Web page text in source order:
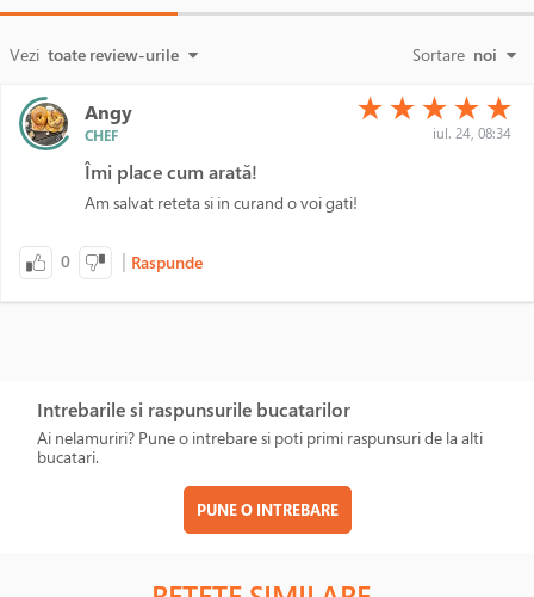
Vezi toate review-urile Sortare noi
Angy
CHEF
(*)
★ (*)
★ (*)
★ (*)
★ (*)
★
iul. 24, 08:34
Îmi place cum arată!
Am salvat reteta si in curand o voi gati!
0 | Raspunde
Intrebarile si raspunsurile bucatarilor
Ai nelamuriri? Pune o intrebare si poti primi raspunsuri de la alti
bucatari.
PUNE O INTREBARE